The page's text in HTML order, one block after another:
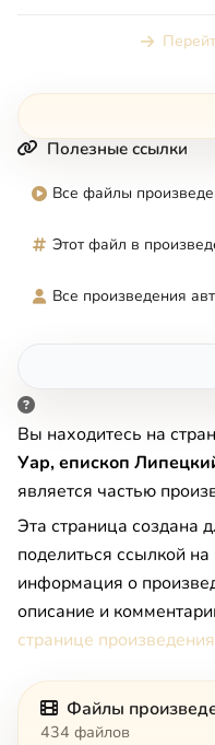
Полезные ссылки
Все файлы
Этот файл в
Все произведения
Вы находитесь на
Уар, епископ
является частью
Эта страница создана
поделиться ссылкой
информация о
описание и
странице произведения
Файлы
434 файлов